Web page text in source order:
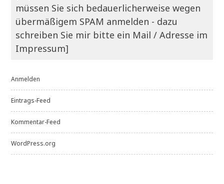
müssen Sie sich bedauerlicherweise wegen
übermäßigem SPAM anmelden - dazu
schreiben Sie mir bitte ein Mail / Adresse im
Impressum]
Anmelden
Eintrags-Feed
Kommentar-Feed
WordPress.org